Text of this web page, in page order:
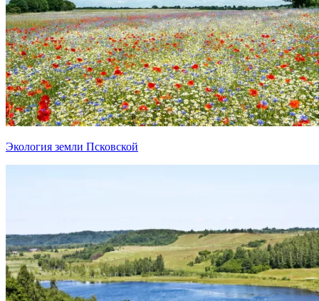
Экология земли Псковской